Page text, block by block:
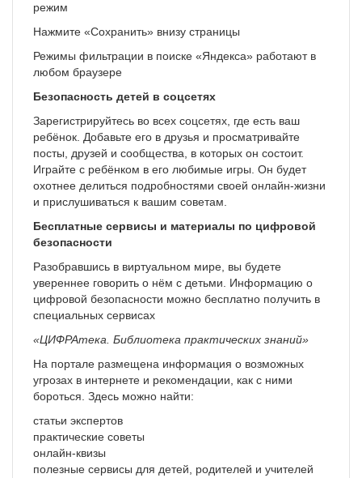
режим
Нажмите «Сохранить» внизу страницы
Режимы фильтрации в поиске «Яндекса» работают в
любом браузере
Безопасность детей в соцсетях
Зарегистрируйтесь во всех соцсетях, где есть ваш
ребёнок. Добавьте его в друзья и просматривайте
посты, друзей и сообщества, в которых он состоит.
Играйте с ребёнком в его любимые игры. Он будет
охотнее делиться подробностями своей онлайн-жизни
и прислушиваться к вашим советам.
Бесплатные сервисы и материалы по цифровой
безопасности
Разобравшись в виртуальном мире, вы будете
увереннее говорить о нём с детьми. Информацию о
цифровой безопасности можно бесплатно получить в
специальных сервисах
«ЦИФРАтека. Библиотека практических знаний»
На портале размещена информация о возможных
угрозах в интернете и рекомендации, как с ними
бороться. Здесь можно найти:
статьи экспертов
практические советы
онлайн-квизы
полезные сервисы для детей, родителей и учителей